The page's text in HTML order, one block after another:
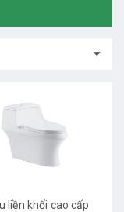
liền khối cao cấp